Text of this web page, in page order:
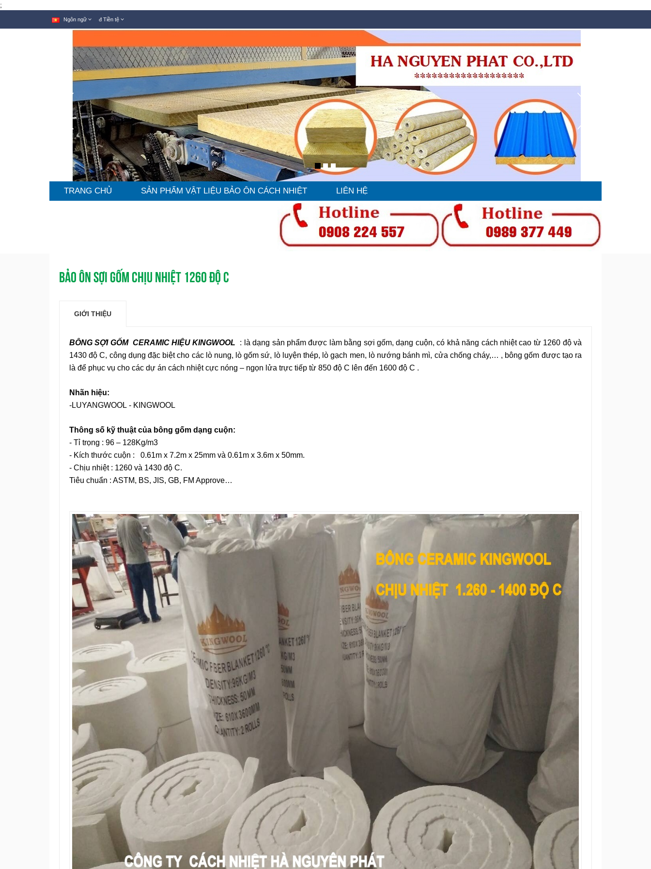
;
Ngôn ngữ đ Tiền tệ
TRANG CHỦ SẢN PHẨM VẬT LIỆU BẢO ÔN CÁCH NHIỆT LIÊN HỆ
BẢO ÔN SỢI GỐM CHỊU NHIỆT 1260 ĐỘ C
GIỚI THIỆU
BÔNG SỢI GỐM CERAMIC HIỆU KINGWOOL
: là dạng sản phẩm được làm bằng sợi gốm, dạng cuộn, có khả năng cách nhiệt cao từ 1260 độ và
1430 độ C, công dụng đặc biệt cho các lò nung, lò gốm sứ, lò luyện thép, lò gạch men, lò nướng bánh mì, cửa chống cháy,… , bông gốm được tạo ra
là để phục vụ cho các dự án cách nhiệt cực nóng – ngọn lửa trực tiếp từ 850 độ C lên đến 1600 độ C .
Nhãn hiệu:
-LUYANGWOOL - KINGWOOL
Thông số kỹ thuật của bông gốm dạng cuộn:
- Tỉ trọng : 96 – 128Kg/m3
- Kích thước cuộn : 0.61m x 7.2m x 25mm và 0.61m x 3.6m x 50mm.
- Chịu nhiệt : 1260 và 1430 độ C.
Tiêu chuẩn : ASTM, BS, JIS, GB, FM Approve…